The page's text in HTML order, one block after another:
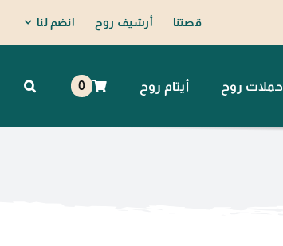
قصتنا أرشيف روح انضم لنا
حملات روح أيتام روح 0